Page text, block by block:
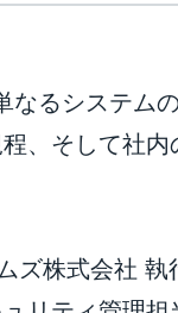
なるシステム
、そして社
ズ株式会社